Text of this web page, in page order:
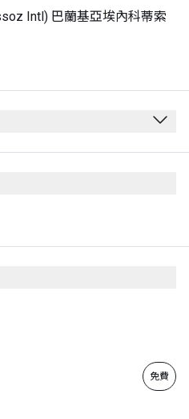
Intl) 巴蘭基亞埃內科蒂索
03:00 - 23:00
免費